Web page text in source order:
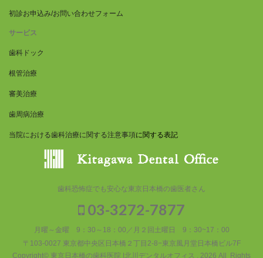
初診お申込み/お問い合わせフォーム
サービス
歯科ドック
根管治療
審美治療
歯周病治療
当院における歯科治療に関する注意事項に関する表記
歯科恐怖症でも安心な東京日本橋の歯医者さん
03-3272-7877
月曜～金曜 9：30～18：00／月２回土曜日 9：30~17：00
〒103-0027 東京都中央区日本橋２丁目2-8−東京風月堂日本橋ビル7F
Copyright© 東京日本橋の歯科医院 |北川デンタルオフィス , 2026 All Rights